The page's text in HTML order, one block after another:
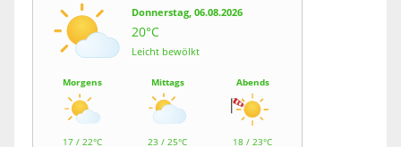
Donnerstag, 06.08.2026
20°C
Leicht bewölkt
Morgens
17 / 22°C
Mittags
23 / 25°C
Abends
18 / 23°C